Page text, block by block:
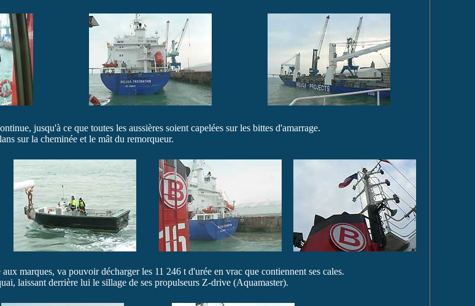
jusqu'à ce que toutes les aussières soient capelées sur les bittes d'amarrage.
sur la cheminée et le mât du remorqueur.
marques, va pouvoir décharger les 11 246 t d'urée en vrac que contiennent ses cales.
laissant derrière lui le sillage de ses propulseurs Z-drive (Aquamaster).